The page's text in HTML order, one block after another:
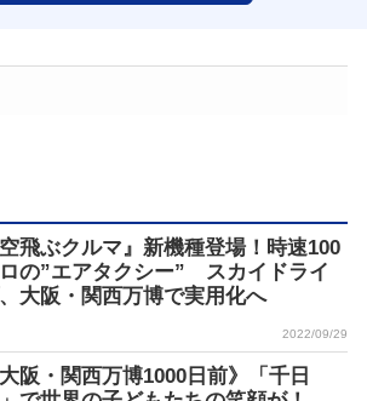
空飛ぶクルマ』新機種登場！時速100
の”エアタクシー” スカイドライ
大阪・関西万博で実用化へ
2022/09/29
大阪・関西万博1000日前》「千日